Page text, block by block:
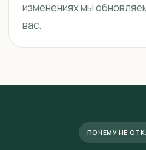
изменениях мы
вас.
ПОЧЕМУ НЕ